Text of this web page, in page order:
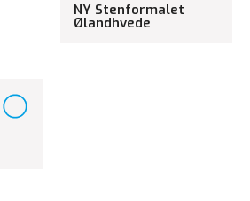
NY Stenformalet
Ølandhvede